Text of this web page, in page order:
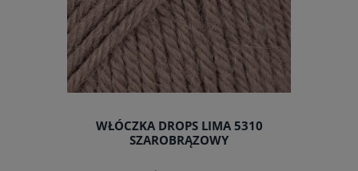
WŁÓCZKA DROPS LIMA 5310
SZAROBRĄZOWY